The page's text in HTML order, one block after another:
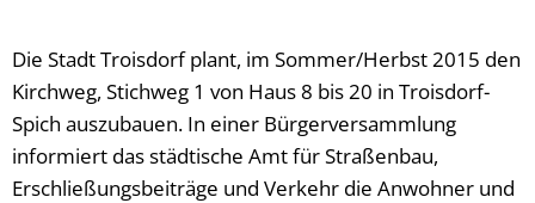
Die Stadt Troisdorf plant, im Sommer/Herbst 2015 den
Kirchweg, Stichweg 1 von Haus 8 bis 20 in Troisdorf-
Spich auszubauen. In einer Bürgerversammlung
informiert das städtische Amt für Straßenbau,
Erschließungsbeiträge und Verkehr die Anwohner und